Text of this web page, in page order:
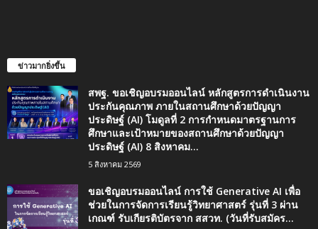
ข่าวมากยิ่งขึ้น
สพฐ. ขอเชิญอบรมออนไลน์ หลักสูตรการดำเนินงาน
ประกันคุณภาพ ภายในสถานศึกษาด้วยปัญญา
ประดิษฐ์ (AI) โมดูลที่ 2 การกำหนดมาตรฐานการ
ศึกษาและเป้าหมายของสถานศึกษาด้วยปัญญา
ประดิษฐ์ (AI) 8 สิงหาคม...
5 สิงหาคม 2569
ขอเชิญอบรมออนไลน์ การใช้ Generative AI เพื่อ
ช่วยในการจัดการเรียนรู้วิทยาศาสตร์ รุ่นที่ 3 ผ่าน
เกณฑ์ รับเกียรติบัตรจาก สสวท. (วันที่รับสมัคร...